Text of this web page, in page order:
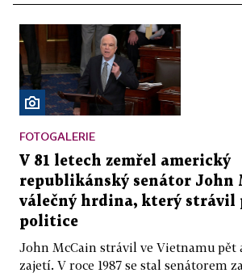
FOTOGALERIE
V 81 letech zemřel americký
republikánský senátor John
válečný hrdina, který strávil
politice
John McCain strávil ve Vietnamu pět
zajetí. V roce 1987 se stal senátorem